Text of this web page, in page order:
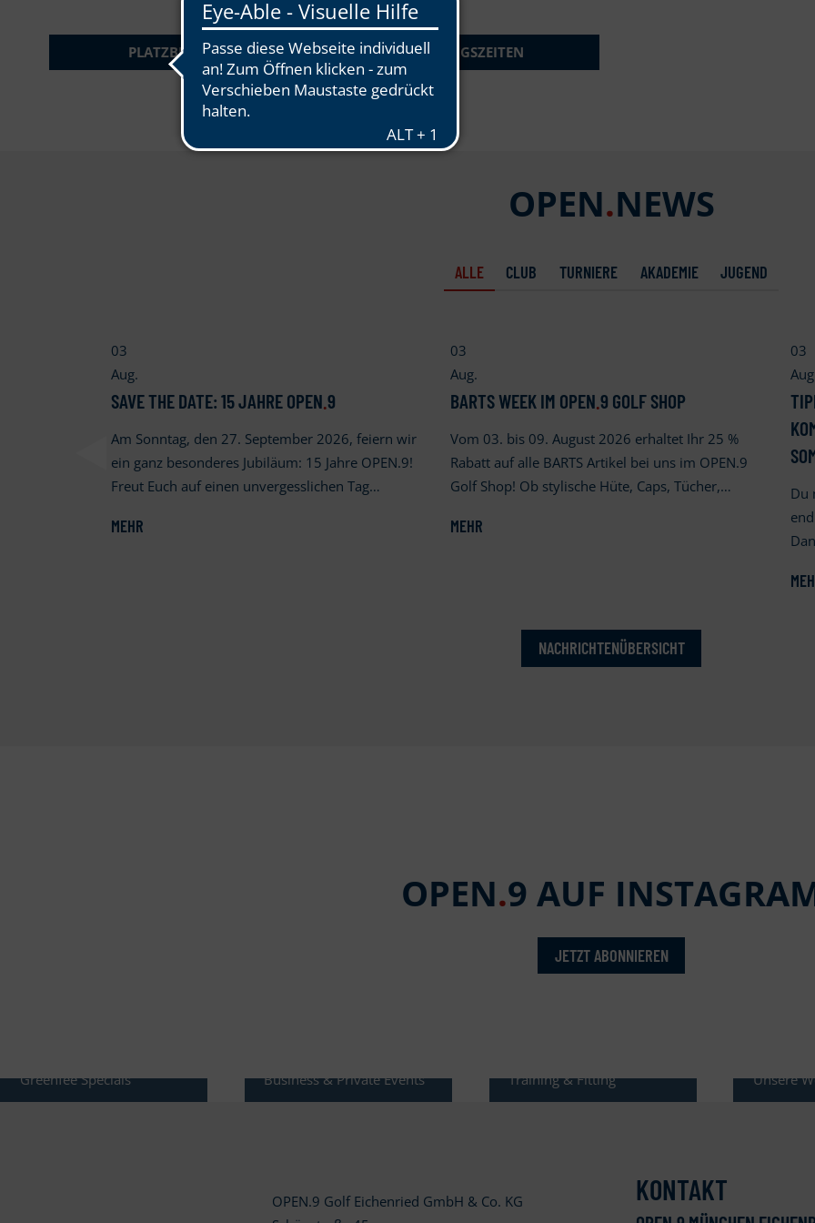
PLATZBELEGUNG ÖFFNUNGSZEITEN
OPEN.NEWS
ALLE CLUB TURNIERE AKADEMIE JUGEND
03
Aug.
SAVE THE DATE: 15 JAHRE OPEN .9
Am Sonntag, den 27. September 2026, feiern wir
ein ganz besonderes Jubiläum: 15 Jahre OPEN.9!
Freut Euch auf einen unvergesslichen Tag…
MEHR
03
Aug.
BARTS WEEK IM OPEN .9 GOLF SHOP
Vom 03. bis 09. August 2026 erhaltet Ihr 25 %
Rabatt auf alle BARTS Artikel bei uns im OPEN.9
Golf Shop! Ob stylische Hüte, Caps, Tücher,…
MEHR
03
Du
NACHRICHTENÜBERSICHT
OPEN.9 AUF
JETZT ABONNIEREN
Greenfee Specials Business & Private Events Training & Fitting Unsere
OPEN.9 Golf Eichenried GmbH & Co. KG
KONTAKT